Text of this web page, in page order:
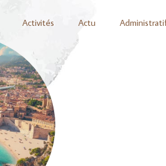
Activités Actu